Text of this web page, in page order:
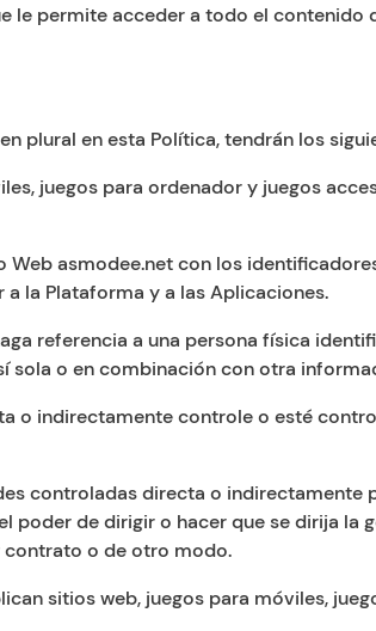
le permite acceder a todo el
plural en esta Política, tendrán los
juegos para ordenador y juegos
Web asmodee.net con los
la Plataforma y a las Aplicaciones.
referencia a una persona física
sola o en combinación con otra
o indirectamente controle o esté
controladas directa o indirectamente
poder de dirigir o hacer que se dirija la
o de otro modo.
sitios web, juegos para móviles,